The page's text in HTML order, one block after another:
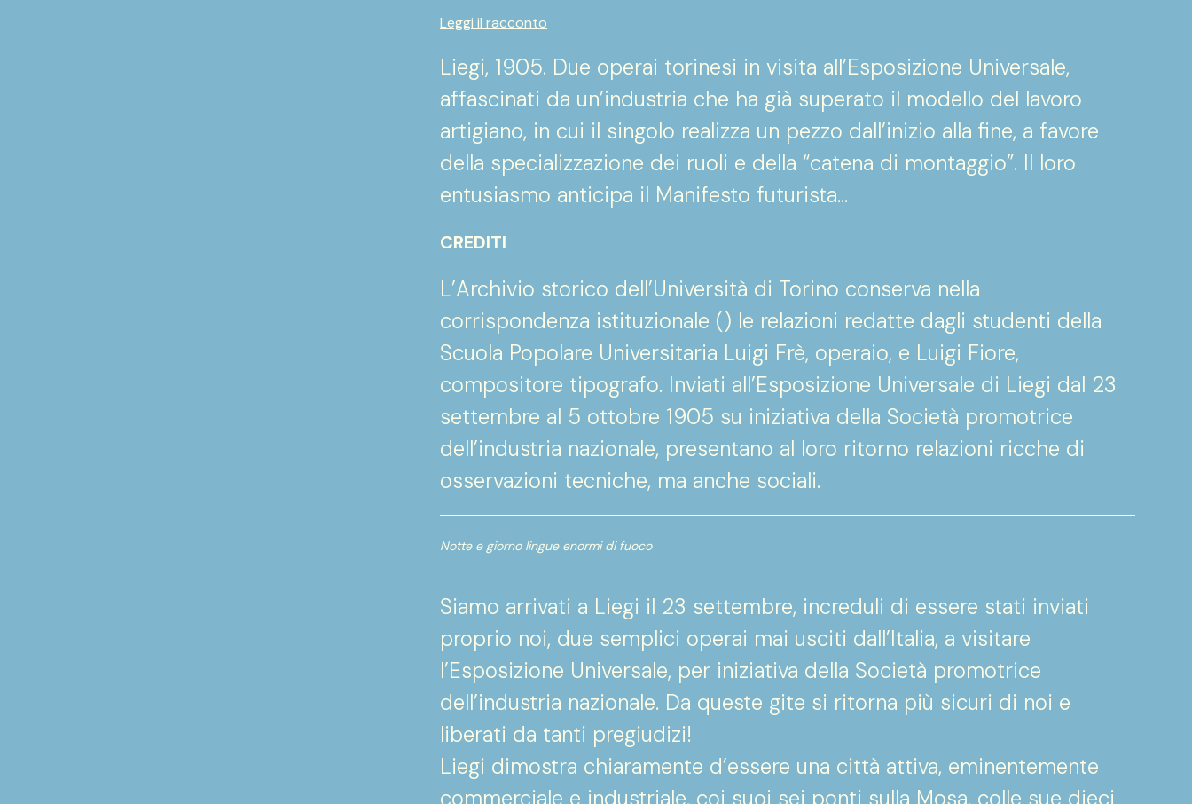
Leggi il racconto
Liegi, 1905. Due operai torinesi in visita all’Esposizione Universale,
affascinati da un’industria che ha già superato il modello del lavoro
artigiano, in cui il singolo realizza un pezzo dall’inizio alla fine, a favore
della specializzazione dei ruoli e della “catena di montaggio”. Il loro
entusiasmo anticipa il Manifesto futurista…
CREDITI
L’Archivio storico dell’Università di Torino conserva nella
corrispondenza istituzionale () le relazioni redatte dagli studenti della
Scuola Popolare Universitaria Luigi Frè, operaio, e Luigi Fiore,
compositore tipografo. Inviati all’Esposizione Universale di Liegi dal 23
settembre al 5 ottobre 1905 su iniziativa della Società promotrice
dell’industria nazionale, presentano al loro ritorno relazioni ricche di
osservazioni tecniche, ma anche sociali.
Notte e giorno lingue enormi di fuoco
Siamo arrivati a Liegi il 23 settembre, increduli di essere stati inviati
proprio noi, due semplici operai mai usciti dall’Italia, a visitare
l’Esposizione Universale, per iniziativa della Società promotrice
dell’industria nazionale. Da queste gite si ritorna più sicuri di noi e
liberati da tanti pregiudizi!
Liegi dimostra chiaramente d’essere una città attiva, eminentemente
commerciale e industriale, coi suoi sei ponti sulla Mosa, colle sue dieci